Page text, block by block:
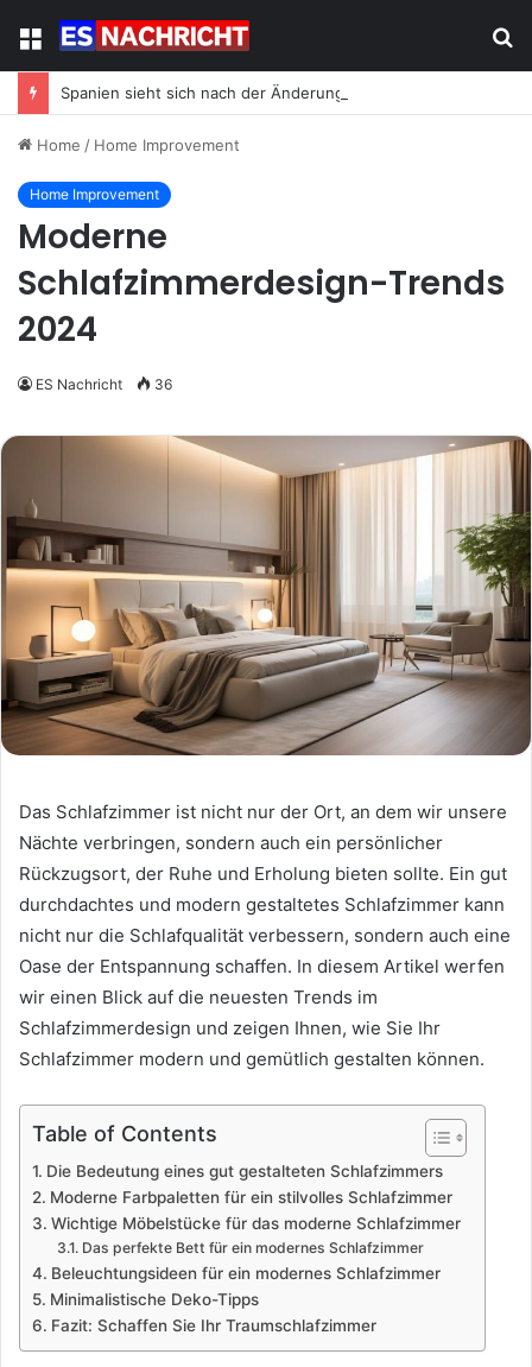
Menu
Home / Home Improvement
Home Improvement
Moderne
Schlafzimmerdesign-Trends
2024
ES Nachricht 36
Das Schlafzimmer ist nicht nur der Ort, an dem wir unsere
Nächte verbringen, sondern auch ein persönlicher
Rückzugsort, der Ruhe und Erholung bieten sollte. Ein gut
durchdachtes und modern gestaltetes Schlafzimmer kann
nicht nur die Schlafqualität verbessern, sondern auch eine
Oase der Entspannung schaffen. In diesem Artikel werfen
wir einen Blick auf die neuesten Trends im
Schlafzimmerdesign und zeigen Ihnen, wie Sie Ihr
Schlafzimmer modern und gemütlich gestalten können.
Table of Contents
Die Bedeutung eines gut gestalteten Schlafzimmers
Moderne Farbpaletten für ein stilvolles Schlafzimmer
Wichtige Möbelstücke für das moderne Schlafzimmer
Das perfekte Bett für ein modernes Schlafzimmer
Beleuchtungsideen für ein modernes Schlafzimmer
Minimalistische Deko-Tipps
Fazit: Schaffen Sie Ihr Traumschlafzimmer